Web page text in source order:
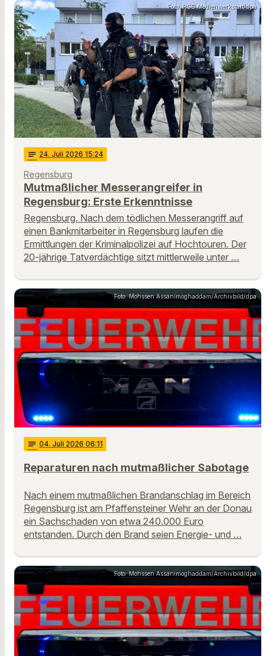
Foto: RGB Medienwerkstatt/dpa
notes 24. Juli 2026 15:24
Regensburg
Mutmaßlicher Messerangreifer in
Regensburg: Erste Erkenntnisse
Regensburg. Nach dem tödlichen Messerangriff auf
einen Bankmitarbeiter in Regensburg laufen die
Ermittlungen der Kriminalpolizei auf Hochtouren. Der
20-jährige Tatverdächtige sitzt mittlerweile unter …
Foto: Mohssen Assanimoghaddam/Archivbild/dpa
notes 04. Juli 2026 06:11
Reparaturen nach mutmaßlicher Sabotage
Nach einem mutmaßlichen Brandanschlag im Bereich
Regensburg ist am Pfaffensteiner Wehr an der Donau
ein Sachschaden von etwa 240.000 Euro
entstanden. Durch den Brand seien Energie- und …
Foto: Mohssen Assanimoghaddam/Archivbild/dpa